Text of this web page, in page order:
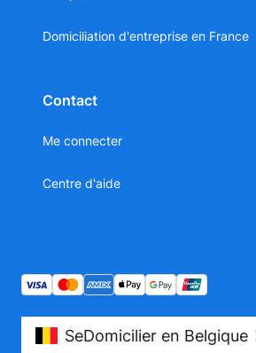
Domiciliation d'entreprise en France
Contact
Me connecter
Centre d'aide
SeDomicilier en Belgique